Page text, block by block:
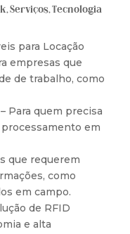
,Serviços,Tecnologia
para Locação
empresas que
de trabalho, como
Para quem precisa
em
que requerem
como
em campo.
de RFID
e alta